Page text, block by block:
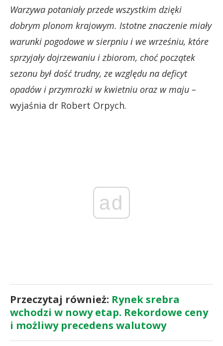
Warzywa potaniały przede wszystkim dzięki
dobrym plonom krajowym. Istotne znaczenie miały
warunki pogodowe w sierpniu i we wrześniu, które
sprzyjały dojrzewaniu i zbiorom, choć początek
sezonu był dość trudny, ze względu na deficyt
opadów i przymrozki w kwietniu oraz w maju –
wyjaśnia dr Robert Orpych.
ad
Przeczytaj również: Rynek srebra
wchodzi w nowy etap. Rekordowe ceny
i możliwy precedens walutowy